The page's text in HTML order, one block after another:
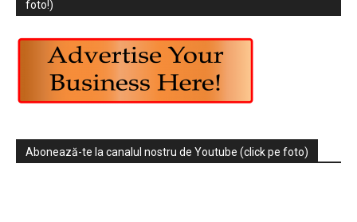
foto!)
Abonează-te la canalul nostru de Youtube (click pe foto)